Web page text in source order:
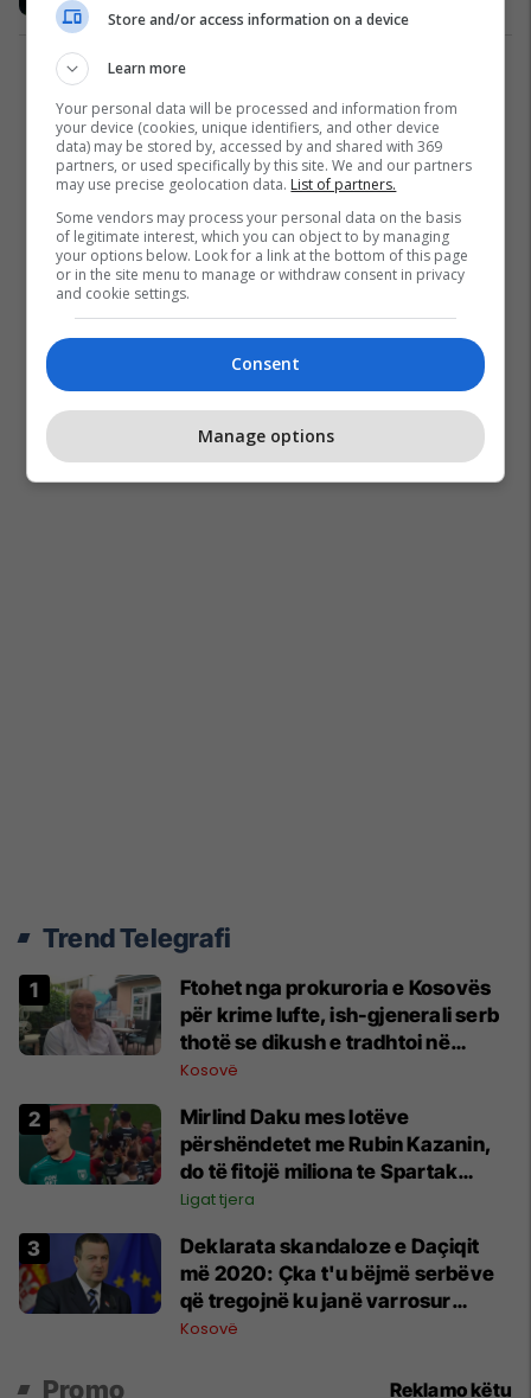
Trend Telegrafi
Ftohet nga prokuroria e Kosovës
për krime lufte, ish-gjenerali serb
thotë se dikush e tradhtoi në
Beograd
Kosovë
Mirlind Daku mes lotëve
përshëndetet me Rubin Kazanin,
do të fitojë miliona te Spartak
Moska
Ligat tjera
​Deklarata skandaloze e Daçiqit
më 2020: Çka t'u bëjmë serbëve
që tregojnë ku janë varrosur
shqiptarët në Serbi
Kosovë
Promo Reklamo këtu
Store and/or access information on a device
Learn more
Your personal data will be processed and information from
your device (cookies, unique identifiers, and other device
data) may be stored by, accessed by and shared with 369
partners, or used specifically by this site. We and our partners
may use precise geolocation data. List of partners.
Some vendors may process your personal data on the basis
of legitimate interest, which you can object to by managing
your options below. Look for a link at the bottom of this page
or in the site menu to manage or withdraw consent in privacy
and cookie settings.
Consent
Manage options